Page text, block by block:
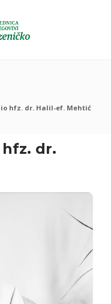
hfz. dr. Halil-ef. Mehtić
dr.